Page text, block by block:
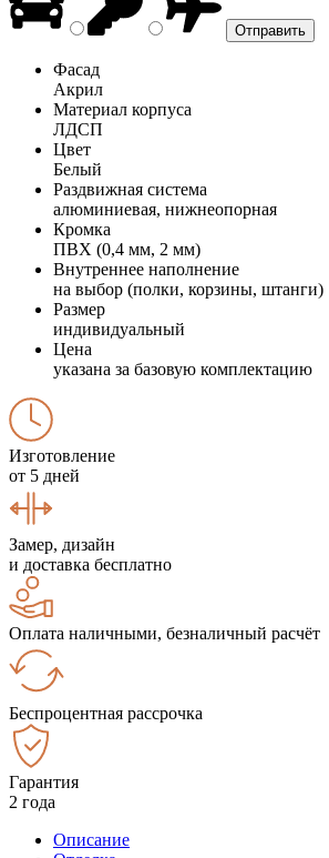
Фасад
Акрил
Материал корпуса
ЛДСП
Цвет
Белый
Раздвижная система
алюминиевая, нижнеопорная
Кромка
ПВХ (0,4 мм, 2 мм)
Внутреннее наполнение
на выбор (полки, корзины, штанги)
Размер
индивидуальный
Цена
указана за базовую комплектацию
Изготовление
от 5 дней
Замер, дизайн
и доставка бесплатно
Оплата наличными, безналичный расчёт
Беспроцентная рассрочка
Гарантия
2 года
Описание